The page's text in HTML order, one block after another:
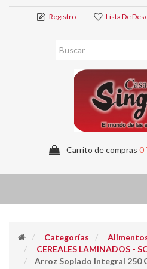
Registro Lista De
Carrito de compras 0
Categorías
CEREALES LAMINADOS -
Arroz Soplado Integral 250